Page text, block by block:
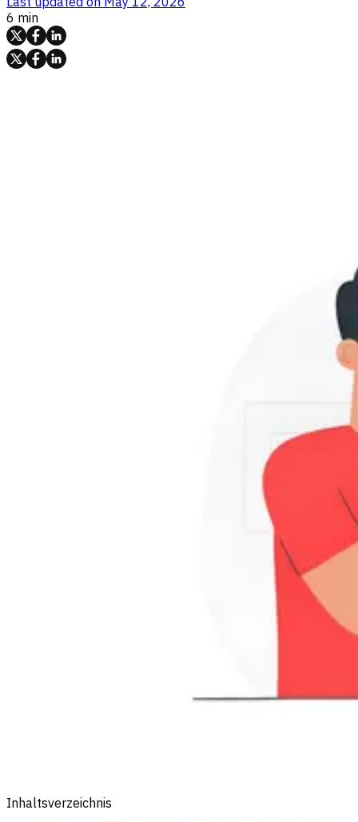
6 min
Inhaltsverzeichnis